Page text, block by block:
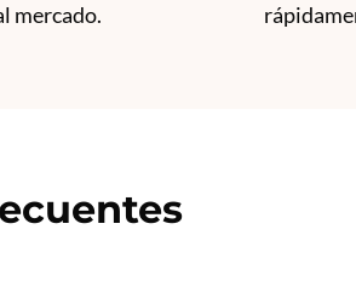
mercado.